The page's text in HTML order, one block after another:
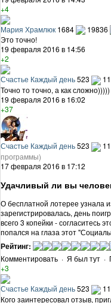
+4
Мария Храмлюк 1684
19836
Это точно!
19 февраля 2016 в 14:56
+2
Счастье Каждый день523
Точно то точно, а как сложно)))))
19 февраля 2016 в 16:02
+37
Счастье Каждый день523
программы)
17 февраля 2016 в 17:12
Удачливый ли вы
О бесплатной лотерее узнала
зарегистрировалась, день
всего 3 копейки - согласитесь
попался на глаза этот
Рейтинг:
Комментировать · Я был тут ·
+3
Счастье Каждый день523
Кого заинтересовал отзыв,